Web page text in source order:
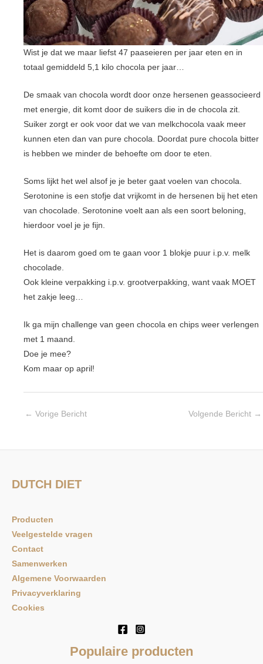
Wist je dat we maar liefst 47 paaseieren per jaar eten en in
totaal gemiddeld 5,1 kilo chocola per jaar…
De smaak van chocola wordt door onze hersenen geassocieerd
met energie, dit komt door de suikers die in de chocola zit.
Suiker zorgt er ook voor dat we van melkchocola vaak meer
kunnen eten dan van pure chocola. Doordat pure chocola bitter
is hebben we minder de behoefte om door te eten.
Soms lijkt het wel alsof je je beter gaat voelen van chocola.
Serotonine is een stofje dat vrijkomt in de hersenen bij het eten
van chocolade. Serotonine voelt aan als een soort beloning,
hierdoor voel je je fijn.
Het is daarom goed om te gaan voor 1 blokje puur i.p.v. melk
chocolade.
Ook kleine verpakking i.p.v. grootverpakking, want vaak MOET
het zakje leeg…
Ik ga mijn challenge van geen chocola en chips weer verlengen
met 1 maand.
Doe je mee?
Kom maar op april!
← Vorige Bericht Volgende Bericht →
DUTCH DIET
Producten
Veelgestelde vragen
Contact
Samenwerken
Algemene Voorwaarden
Privacyverklaring
Cookies
Populaire producten